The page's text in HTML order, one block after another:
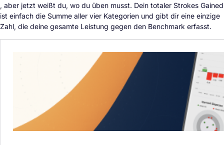
, aber jetzt weißt du, wo du üben musst. Dein totaler Strokes Gained
ist einfach die Summe aller vier Kategorien und gibt dir eine einzige
Zahl, die deine gesamte Leistung gegen den Benchmark erfasst.